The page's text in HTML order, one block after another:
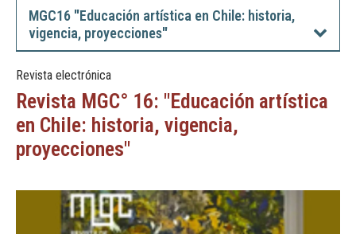
ETAPA BÁSICA
CARRERAS
EXTENSIÓN
CREACIÓN E INVESTIGACIÓN
DEPARTAMENTOS
FACULTAD
MGC16 "Educación artística en Chile: historia,
vigencia, proyecciones"
Revista electrónica
Revista MGC° 16: "Educación artística
en Chile: historia, vigencia,
proyecciones"